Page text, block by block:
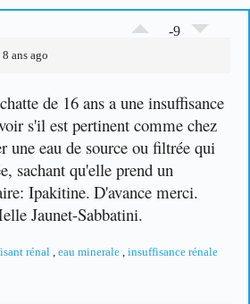
-9
ans ago
de 16 ans a une insuffisance
s'il est pertinent comme chez
une eau de source ou filtrée qui
sachant qu'elle prend un
Ipakitine. D'avance merci.
Jaunet-Sabbatini.
rénal , eau minerale , insuffisance rénale